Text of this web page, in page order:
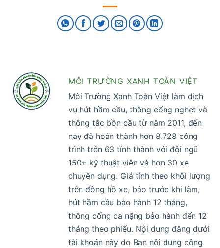
MÔI TRƯỜNG XANH TOÀN VIỆT
Môi Trường Xanh Toàn Việt làm dịch
vụ hút hầm cầu, thông cống nghẹt và
thông tắc bồn cầu từ năm 2011, đến
nay đã hoàn thành hơn 8.728 công
trình trên 63 tỉnh thành với đội ngũ
150+ kỹ thuật viên và hơn 30 xe
chuyên dụng. Giá tính theo khối lượng
trên đồng hồ xe, báo trước khi làm,
hút hầm cầu bảo hành 12 tháng,
thông cống ca nặng bảo hành đến 12
tháng theo phiếu. Nội dung đăng dưới
tài khoản này do Ban nội dung công